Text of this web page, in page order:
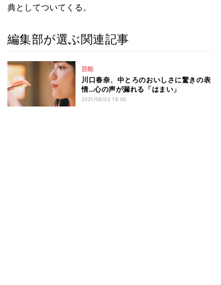
典としてついてくる。
編集部が選ぶ関連記事
芸能
川口春奈、中とろのおいしさに驚きの表
情…心の声が漏れる「はまい」
2021/09/02 18:00